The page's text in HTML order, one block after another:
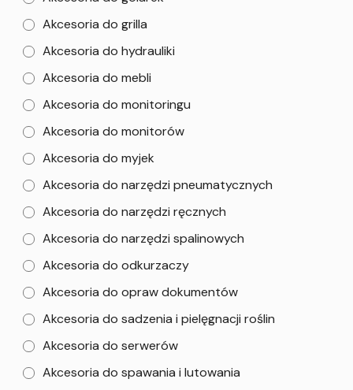
Akcesoria do grilla
Akcesoria do hydrauliki
Akcesoria do mebli
Akcesoria do monitoringu
Akcesoria do monitorów
Akcesoria do myjek
Akcesoria do narzędzi pneumatycznych
Akcesoria do narzędzi ręcznych
Akcesoria do narzędzi spalinowych
Akcesoria do odkurzaczy
Akcesoria do opraw dokumentów
Akcesoria do sadzenia i pielęgnacji roślin
Akcesoria do serwerów
Akcesoria do spawania i lutowania